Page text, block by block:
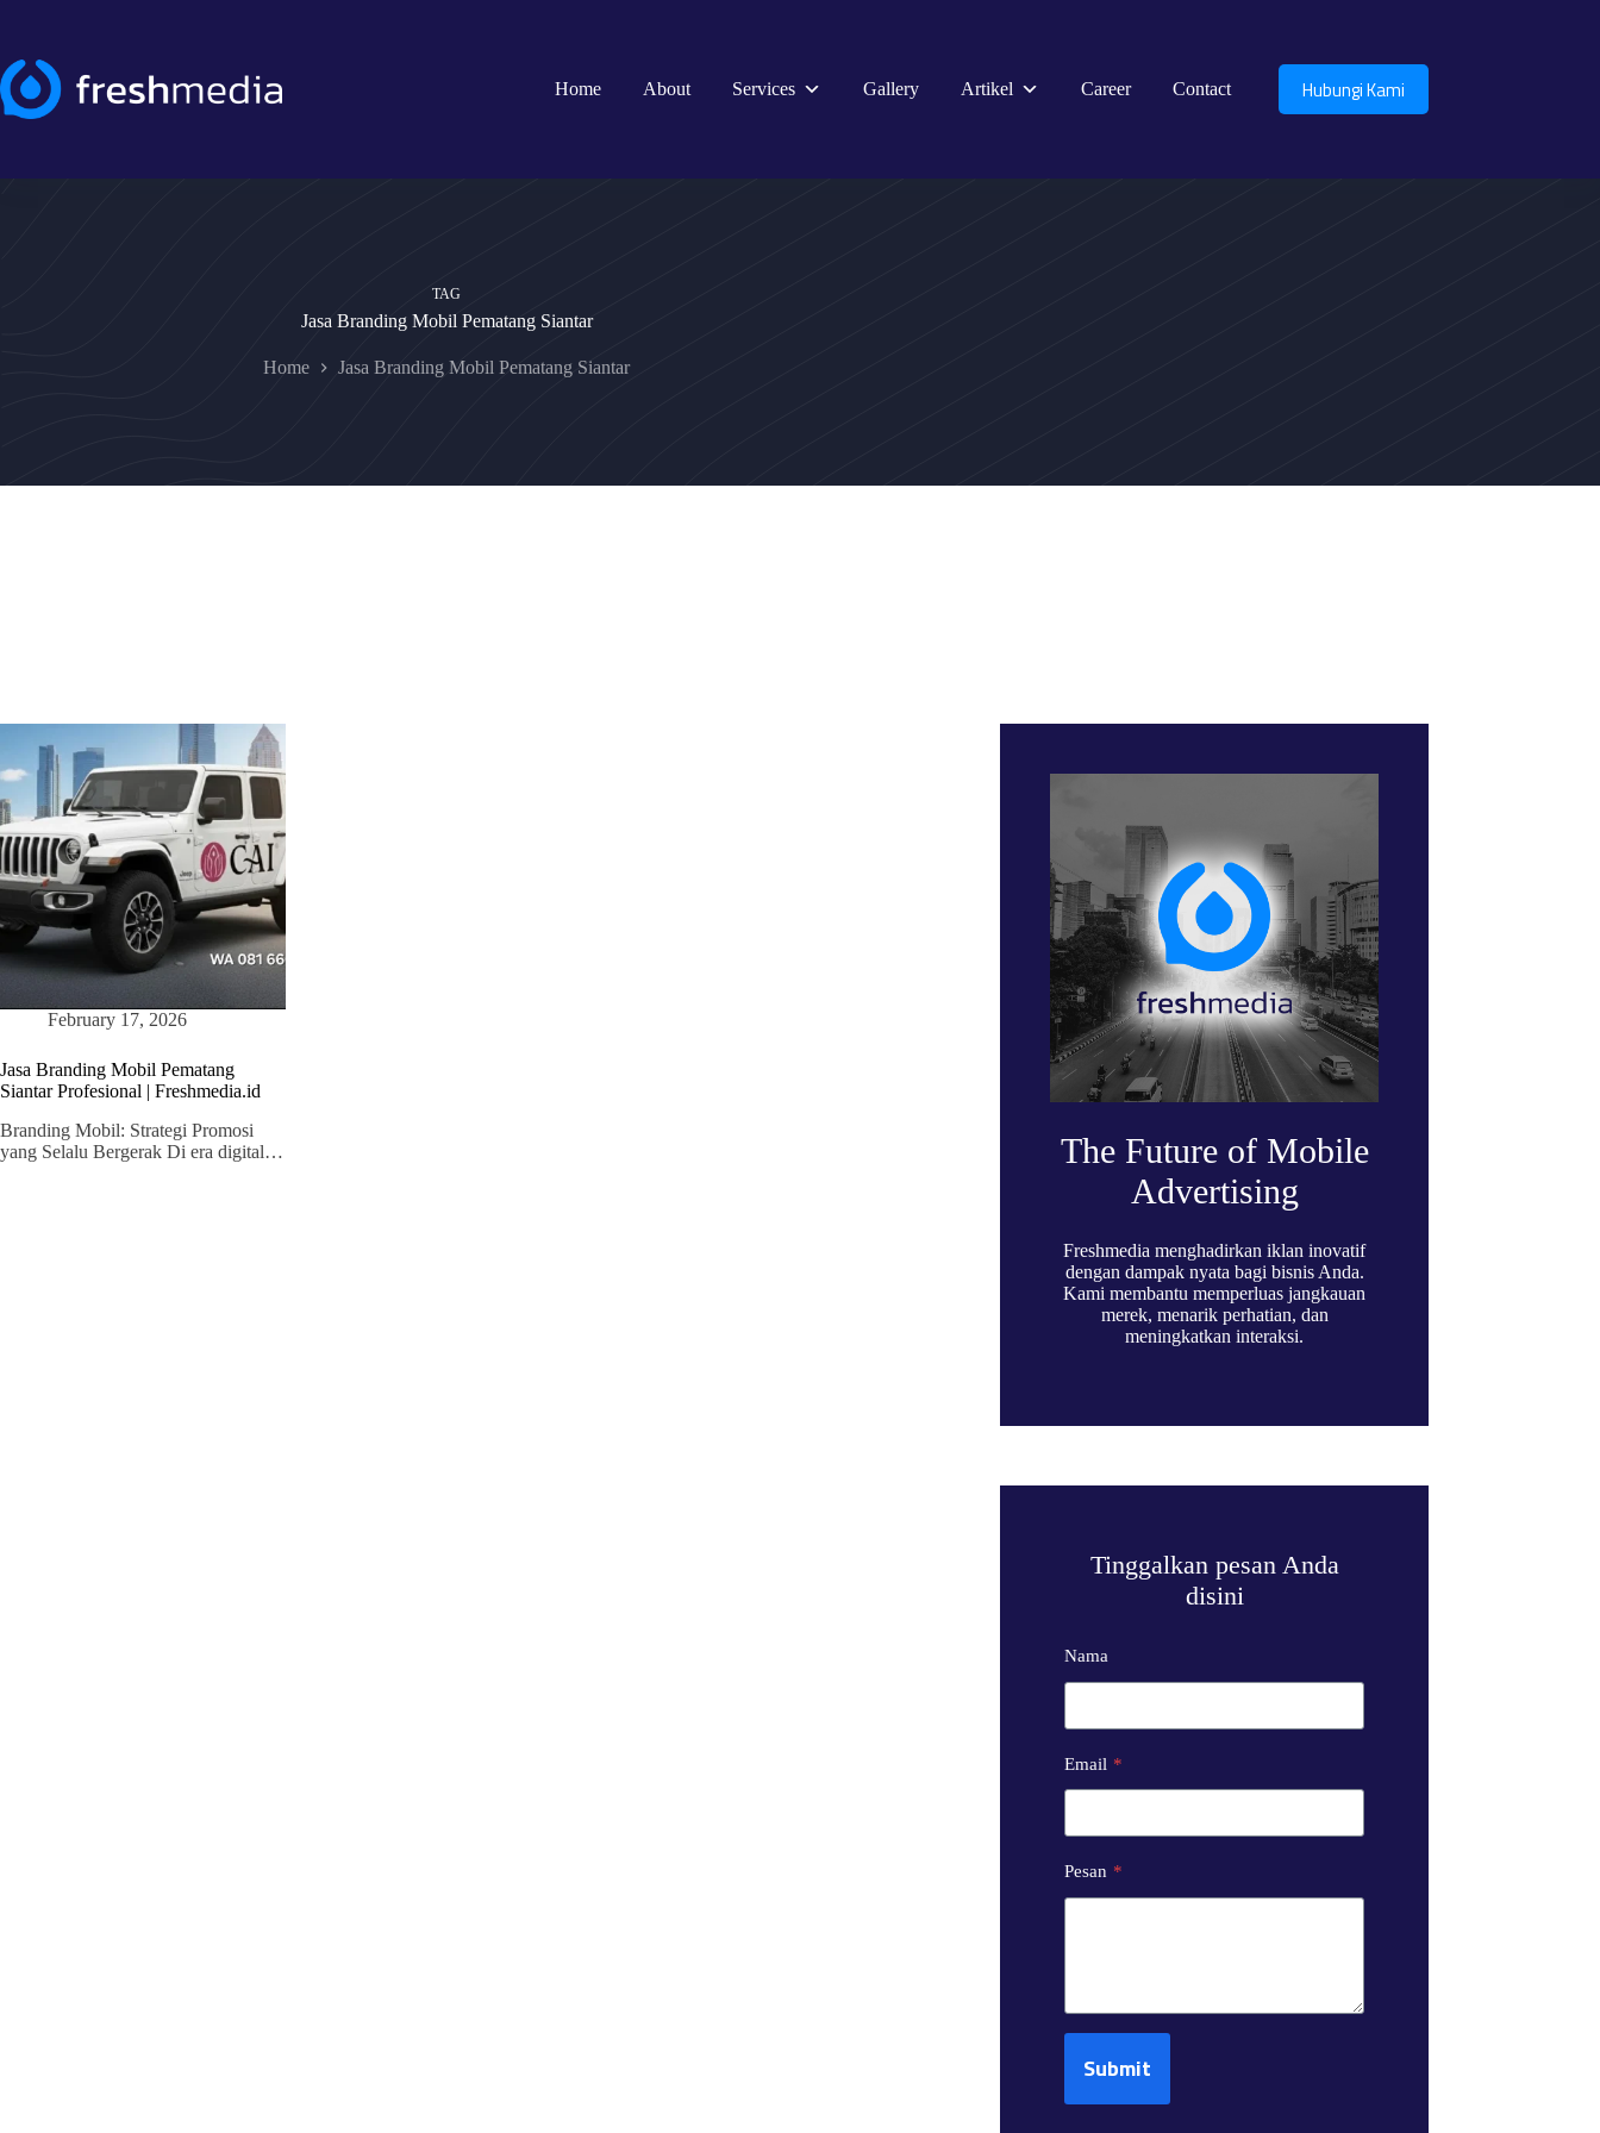
Home
About Services Gallery Artikel Career Contact Hubungi Kami
TAG
Jasa Branding Mobil Pematang Siantar
Home Jasa Branding Mobil Pematang Siantar
February 17, 2026
Jasa Branding Mobil Pematang
Siantar Profesional | Freshmedia.id
Branding Mobil: Strategi Promosi
yang Selalu Bergerak Di era digital…
The Future of Mobile
Advertising
Freshmedia menghadirkan iklan inovatif
dengan dampak nyata bagi bisnis Anda.
Kami membantu memperluas jangkauan
merek, menarik perhatian, dan
meningkatkan interaksi.
Tinggalkan pesan Anda
disini
Nama
Email *
Pesan *
Submit